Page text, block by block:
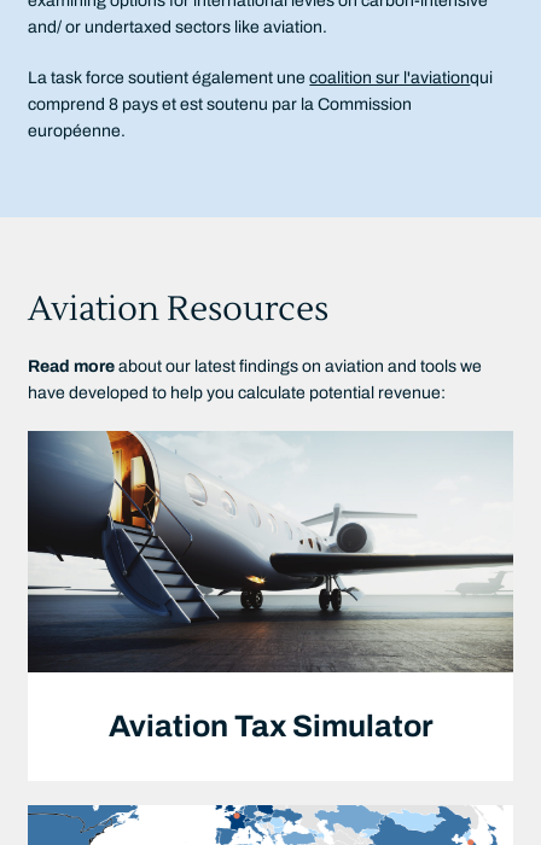
and/ or undertaxed sectors like aviation.
La task force soutient également unecoalition sur l'aviationqui
comprend 8 pays et est soutenu par la Commission
européenne.
Aviation Resources
Read moreabout our latest findings on aviation and tools we
have developed to help you calculate potential revenue:
Aviation Tax Simulator